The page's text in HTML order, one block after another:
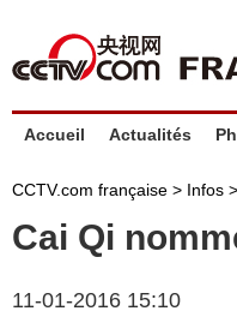
Accueil Actualités
CCTV.com française > Infos >
Cai Qi
11-01-2016 15:10